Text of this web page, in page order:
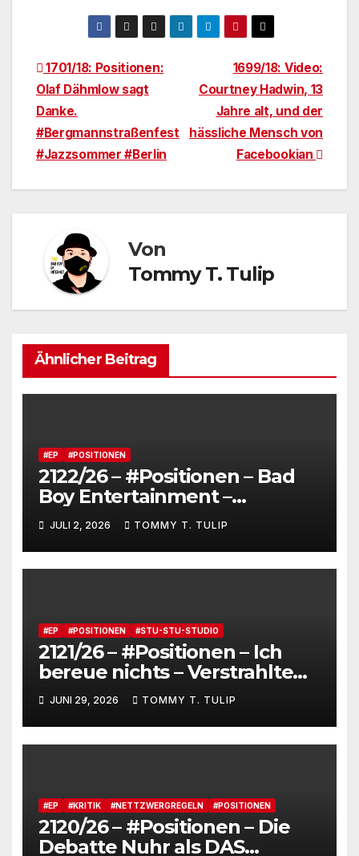
Beitragsnavigation1699/18: Video:
Courtney Hadwin, 13
Jahre alt, und der
hässliche Mensch von
Facebookian
1701/18: Positionen:
Olaf Dähmlow sagt
Danke.
#Bergmannstraßenfest
#Jazzsommer #Berlin
Von
Tommy T. Tulip
Ähnlicher Beitrag
#EP #POSITIONEN
2122/26 – #Positionen – Bad
Boy Entertainment –
Fensterstürze, ungeheurer
Reichtum,
dienstverpflichtete
Claqueure und soziale
JULI 2, 2026 TOMMY T. TULIP
#EP #POSITIONEN #STU-STU-STUDIO
2121/26 – #Positionen – Ich
bereue nichts – Verstrahlte
Menschen, verstrahlte
Kommentare, verstrahltes
Gesamterlebnis auf Social
media
JUNI 29, 2026 TOMMY T. TULIP
#EP #KRITIK #NETTZWERGREGELN #POSITIONEN
2120/26 – #Positionen – Die
Debatte Nuhr als DAS